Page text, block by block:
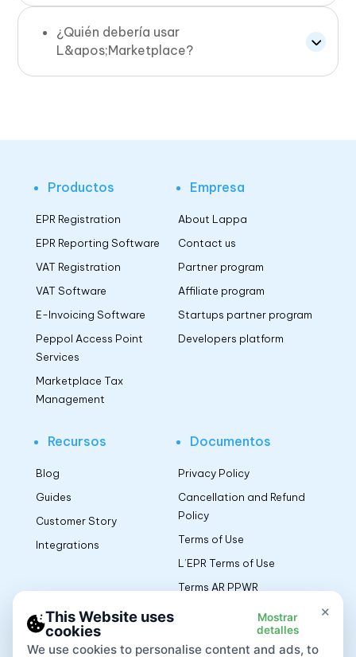
¿Quién debería usar
L&apos;Marketplace?
Productos
EPR Registration
EPR Reporting Software
VAT Registration
VAT Software
E-Invoicing Software
Peppol Access Point
Services
Marketplace Tax
Management
Empresa
About Lappa
Contact us
Partner program
Affiliate program
Startups partner program
Developers platform
Recursos
Blog
Guides
Customer Story
Integrations
Documentos
Privacy Policy
Cancellation and Refund
Policy
Terms of Use
L’EPR Terms of Use
Terms AR PPWR
×
This Website uses
cookies
Mostrar
detalles
We use cookies to personalise content and ads, to